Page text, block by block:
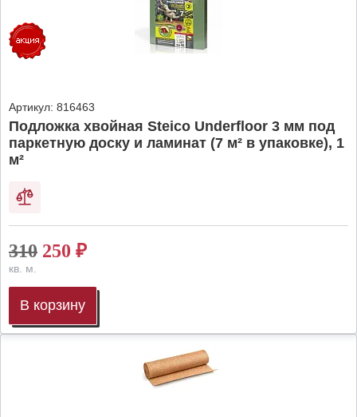
Артикул: 816463
Подложка хвойная Steico Underfloor 3 мм под
паркетную доску и ламинат (7 м² в упаковке), 1
м²
310 250 ₽
кв. м.
В корзину